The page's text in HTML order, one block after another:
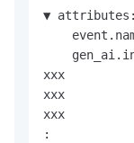
▼
xxx
xxx
xxx
: